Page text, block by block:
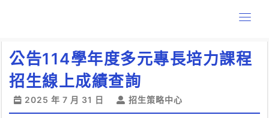
公告114學年度多元專長培力課程
招生線上成績查詢
2025 年 7 月 31 日 招生策略中心